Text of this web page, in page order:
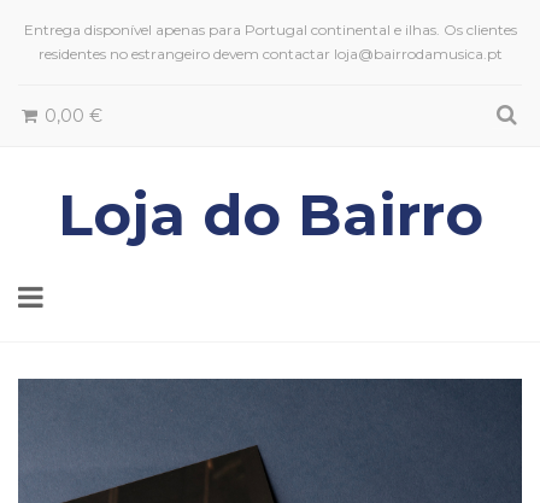
Entrega disponível apenas para Portugal continental e ilhas. Os clientes
residentes no estrangeiro devem contactar loja@bairrodamusica.pt
0,00 €
Loja do Bairro
Toggle